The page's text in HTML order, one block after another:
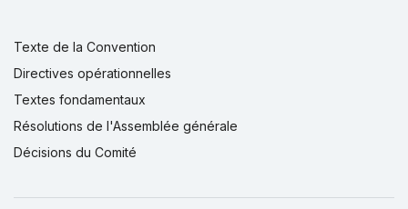
Texte de la Convention
Directives opérationnelles
Textes fondamentaux
Résolutions de l'Assemblée générale
Décisions du Comité